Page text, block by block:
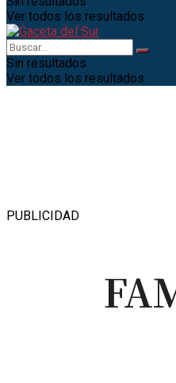
Ver todos los resultados
Sin resultados
Ver todos los resultados
PUBLICIDAD